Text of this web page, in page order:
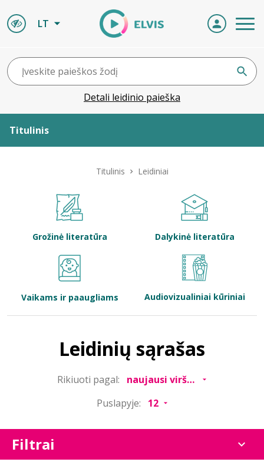
LT
Detali leidinio paieška
Titulinis
Bibliotekoms
Titulinis Leidiniai
Grožinė literatūra Dalykinė literatūra
Vaikams ir paaugliams Audiovizualiniai kūriniai
Leidinių sąrašas
Rikiuoti pagal:
Puslapyje:
Filtrai